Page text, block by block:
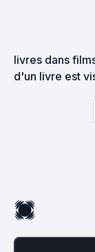
livres dans
d'un livre est